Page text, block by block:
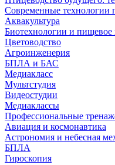
Современные технологии
Аквакультура
Биотехнологии и пищевое
Цветоводство
Агроинженерия
БПЛА и БАС
Медиакласс
Мультстудия
Видеостудии
Медиаклассы
Профессиональные
Авиация и космонавтика
Астрономия и небесная
БПЛА
Гироскопия